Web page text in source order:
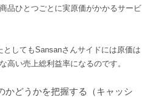
品ひとつごとに実原価がかかるサービ
してもSansanさんサイドには原価は
高い売上総利益率になるのです。
かどうかを把握する（キャッシ